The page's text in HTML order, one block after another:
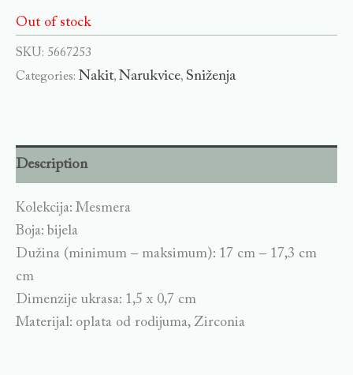
Out of stock
SKU: 5667253
Categories: Nakit, Narukvice, Sniženja
Description
Kolekcija: Mesmera
Boja: bijela
Dužina (minimum – maksimum): 17 cm – 17,3 cm
cm
Dimenzije ukrasa: 1,5 x 0,7 cm
Materijal: oplata od rodijuma, Zirconia